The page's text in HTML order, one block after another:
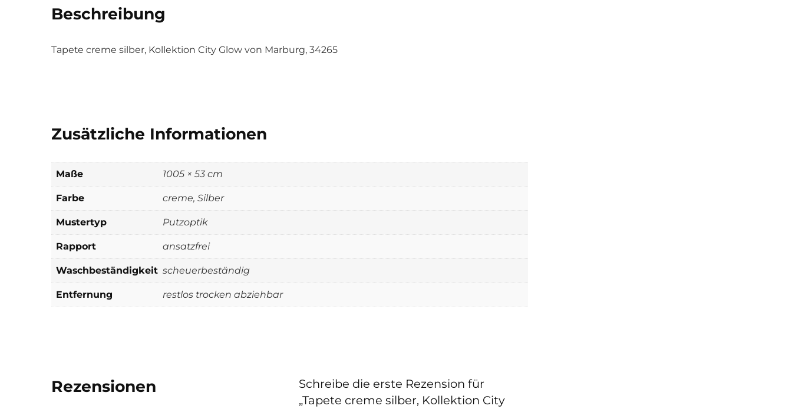
Beschreibung
Tapete creme silber, Kollektion City Glow von Marburg, 34265
Zusätzliche Informationen
Maße 1005 × 53 cm
Farbe creme, Silber
Mustertyp Putzoptik
Rapport ansatzfrei
Waschbeständigkeit scheuerbeständig
Entfernung restlos trocken abziehbar
Rezensionen
Schreibe die erste Rezension für
„Tapete creme silber, Kollektion City